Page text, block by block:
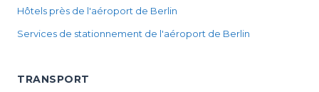
Hôtels près de l'aéroport de Berlin
Services de stationnement de l'aéroport de Berlin
TRANSPORT